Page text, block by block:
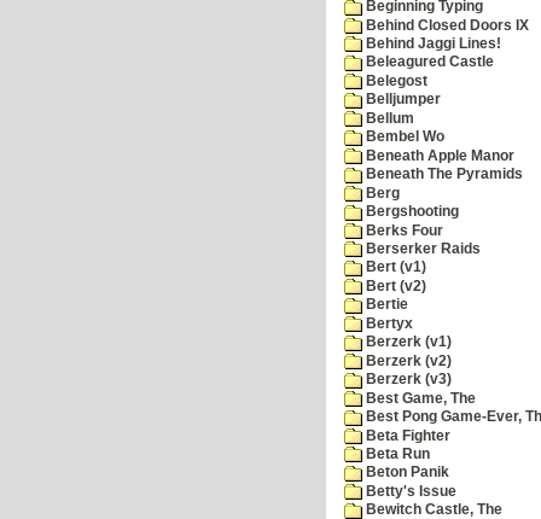
Beginning Typing
Behind Closed Doors IX
Behind Jaggi Lines!
Beleagured Castle
Belegost
Belljumper
Bellum
Bembel Wo
Beneath Apple Manor
Beneath The Pyramids
Berg
Bergshooting
Berks Four
Berserker Raids
Bert (v1)
Bert (v2)
Bertie
Bertyx
Berzerk (v1)
Berzerk (v2)
Berzerk (v3)
Best Game, The
Best Pong Game-Ever,
Beta Fighter
Beta Run
Beton Panik
Betty's Issue
Bewitch Castle, The